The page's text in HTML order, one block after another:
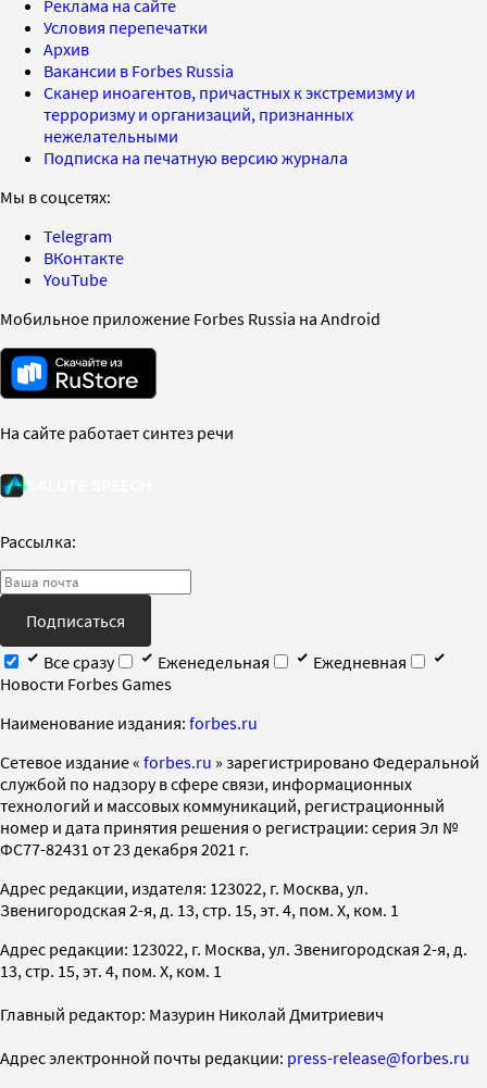
Реклама на сайте
Условия перепечатки
Архив
Вакансии в Forbes Russia
Сканер иноагентов, причастных к экстремизму и
терроризму и организаций, признанных
нежелательными
Подписка на печатную версию журнала
Мы в соцсетях:
Telegram
ВКонтакте
YouTube
Мобильное приложение Forbes Russia на Android
На сайте работает синтез речи
Рассылка:
Подписаться
Все сразу
Еженедельная
Ежедневная
Новости Forbes Games
Наименование издания: forbes.ru
Cетевое издание « forbes.ru » зарегистрировано Федеральной
службой по надзору в сфере связи, информационных
технологий и массовых коммуникаций, регистрационный
номер и дата принятия решения о регистрации: серия Эл №
ФС77-82431 от 23 декабря 2021 г.
Адрес редакции, издателя: 123022, г. Москва, ул.
Звенигородская 2-я, д. 13, стр. 15, эт. 4, пом. X, ком. 1
Адрес редакции: 123022, г. Москва, ул. Звенигородская 2-я, д.
13, стр. 15, эт. 4, пом. X, ком. 1
Главный редактор: Мазурин Николай Дмитриевич
Адрес электронной почты редакции: press-release@forbes.ru